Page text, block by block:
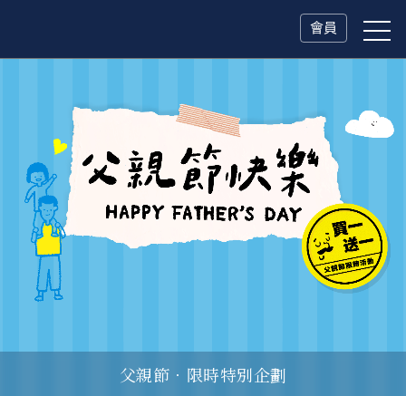
會員
父親節．限時特別企劃